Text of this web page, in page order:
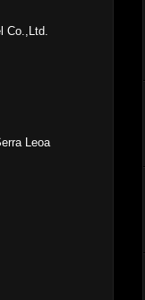
Co.,Ltd.
Leoa